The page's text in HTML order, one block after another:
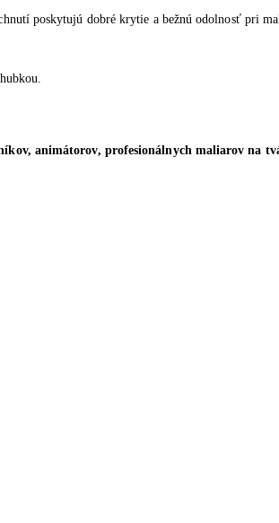
poskytujú dobré krytie a bežnú odolnosť pri
animátorov, profesionálnych maliarov na